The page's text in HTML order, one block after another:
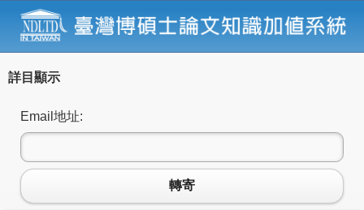
詳目顯示
Email地址:
轉寄